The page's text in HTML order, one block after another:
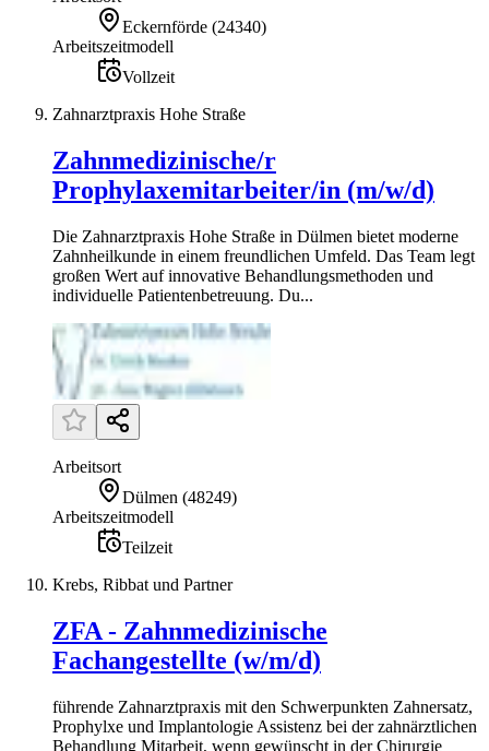
Eckernförde (24340)
Arbeitszeitmodell
Vollzeit
Zahnarztpraxis Hohe Straße
Zahnmedizinische/r
Prophylaxemitarbeiter/in (m/w/d)
Die Zahnarztpraxis Hohe Straße in Dülmen bietet moderne
Zahnheilkunde in einem freundlichen Umfeld. Das Team legt
großen Wert auf innovative Behandlungsmethoden und
individuelle Patientenbetreuung. Du...
Arbeitsort
Dülmen (48249)
Arbeitszeitmodell
Teilzeit
Krebs, Ribbat und Partner
ZFA - Zahnmedizinische
Fachangestellte (w/m/d)
führende Zahnarztpraxis mit den Schwerpunkten Zahnersatz,
Prophylxe und Implantologie Assistenz bei der zahnärztlichen
Behandlung Mitarbeit, wenn gewünscht in der Chirurgie